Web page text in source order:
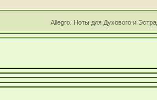
Allegro. Ноты для Духового и